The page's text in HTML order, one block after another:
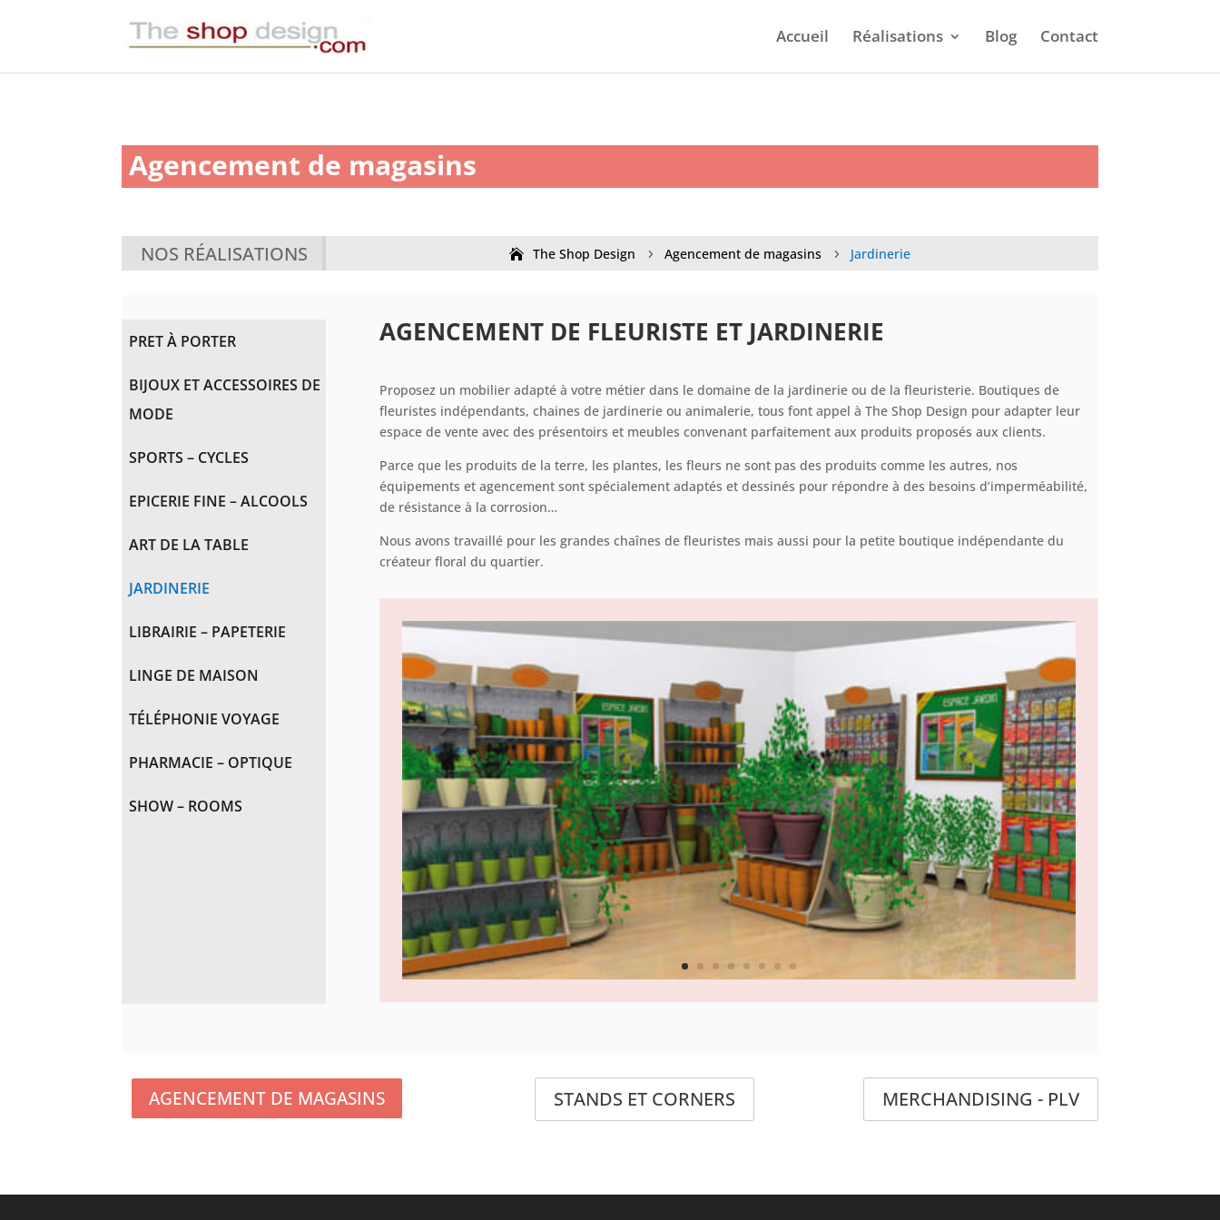
Accueil Réalisations Blog Contact
Agencement de magasins
NOS RÉALISATIONS The Shop Design 5 Agencement de magasins 5 Jardinerie
PRET À PORTER
BIJOUX ET ACCESSOIRES DE
MODE
SPORTS – CYCLES
EPICERIE FINE – ALCOOLS
ART DE LA TABLE
JARDINERIE
LIBRAIRIE – PAPETERIE
LINGE DE MAISON
TÉLÉPHONIE VOYAGE
PHARMACIE – OPTIQUE
SHOW – ROOMS
AGENCEMENT DE FLEURISTE ET JARDINERIE
Proposez un mobilier adapté à votre métier dans le domaine de la jardinerie ou de la fleuristerie. Boutiques de
fleuristes indépendants, chaines de jardinerie ou animalerie, tous font appel à The Shop Design pour adapter leur
espace de vente avec des présentoirs et meubles convenant parfaitement aux produits proposés aux clients.
Parce que les produits de la terre, les plantes, les fleurs ne sont pas des produits comme les autres, nos
équipements et agencement sont spécialement adaptés et dessinés pour répondre à des besoins d’imperméabilité,
de résistance à la corrosion…
Nous avons travaillé pour les grandes chaînes de fleuristes mais aussi pour la petite boutique indépendante du
créateur floral du quartier.
AGENCEMENT DE MAGASINS STANDS ET CORNERS MERCHANDISING - PLV